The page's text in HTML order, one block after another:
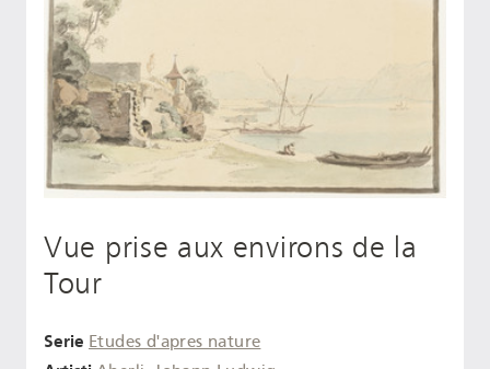
Vue prise aux environs de la
Tour
Serie Etudes d'apres nature